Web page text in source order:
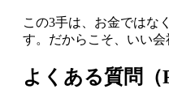
この3手は、お金ではな
す。だからこそ、いい会
よくある質問（